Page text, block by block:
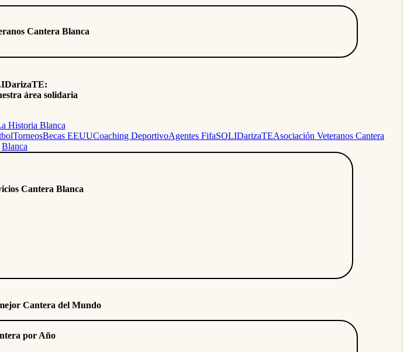
Cantera Blanca
área solidaria
Historia Blanca
TorneosBecas EEUUCoaching DeportivoAgentes FifaSOLIDarizaTEAsociación Veteranos Cantera
Blanca
Cantera Blanca
Cantera del Mundo
por Año